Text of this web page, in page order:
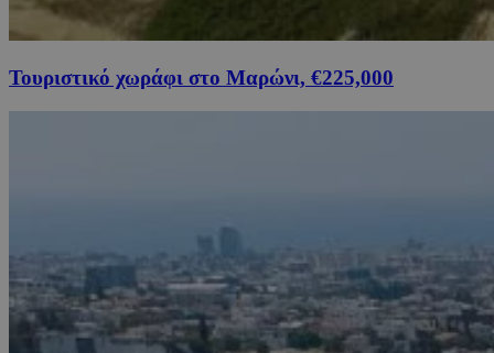
Τουριστικό χωράφι στο Μαρώνι, €225,000